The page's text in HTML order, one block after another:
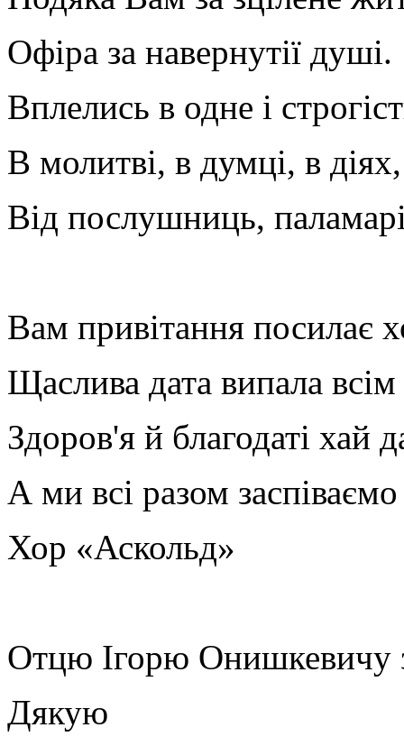
Офіра за навернутії душі.
Вплелись в одне і
В молитві, в думці, в
Від послушниць,
Вам привітання посилає
Щаслива дата випала
Здоров'я й благодаті хай
А ми всі разом
Хор «Аскольд»
Отцю Ігорю Онишкевичу
Дякую